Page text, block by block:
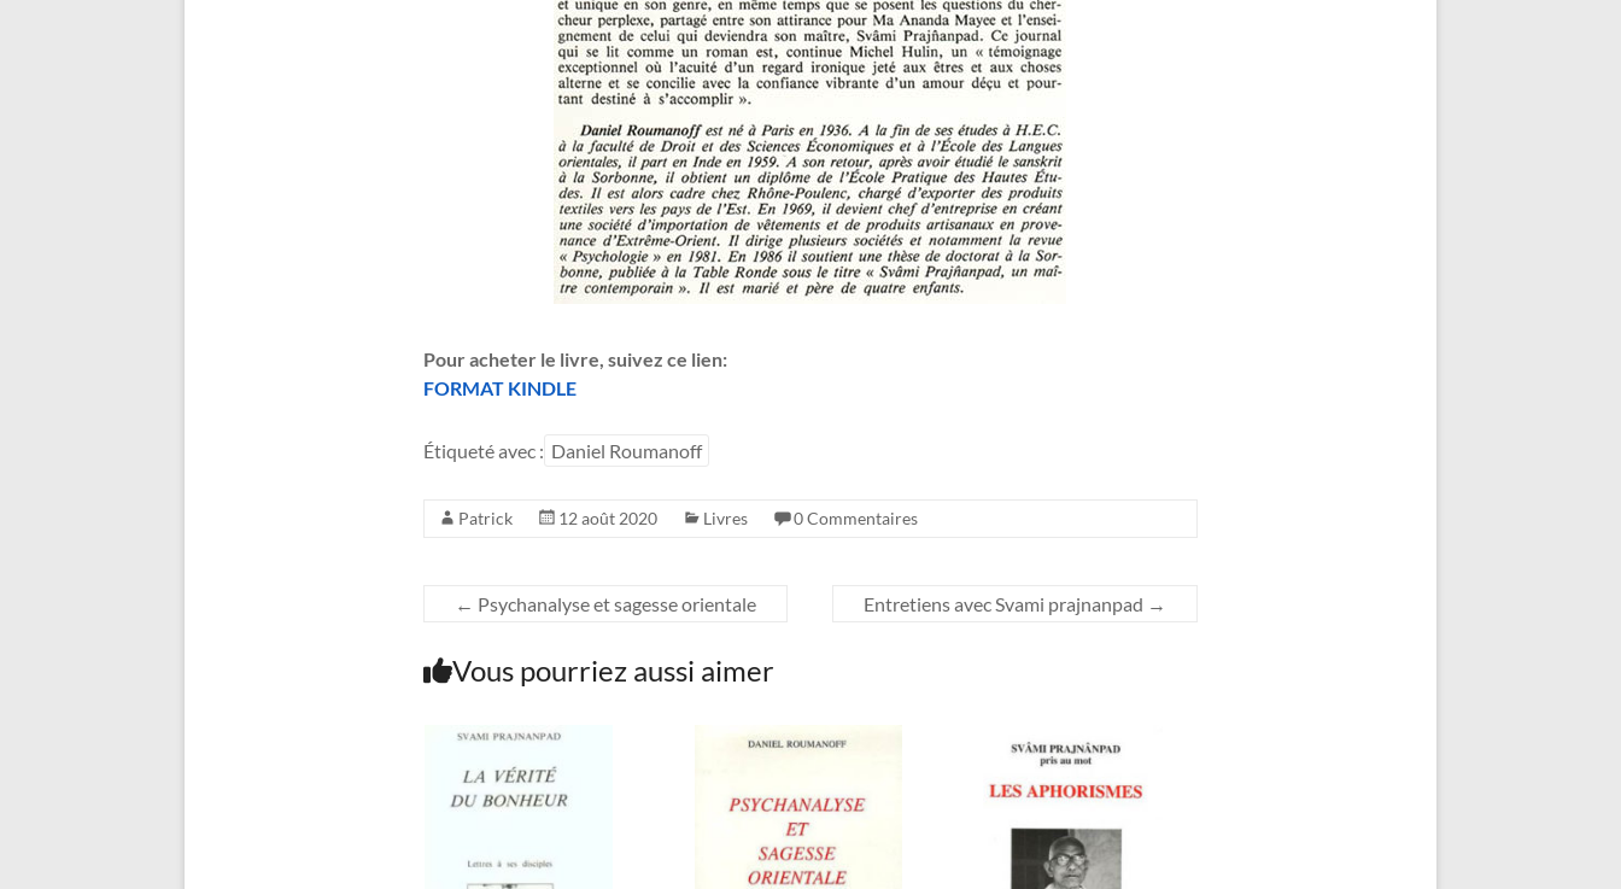
Pour acheter le livre, suivez ce lien:
FORMAT KINDLE
Étiqueté avec : Daniel Roumanoff
Patrick 12 août 2020 Livres 0 Commentaires
← Psychanalyse et sagesse orientale Entretiens avec Svami prajnanpad →
Vous pourriez aussi aimer